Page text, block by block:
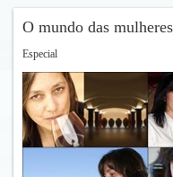
O mundo das
Especial